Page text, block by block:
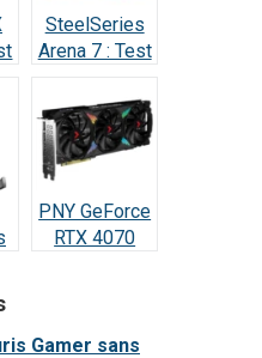
SteelSeries
Arena 7 : Test
Vraiment
incroyable ?
PNY GeForce
RTX 4070
Gamer sans